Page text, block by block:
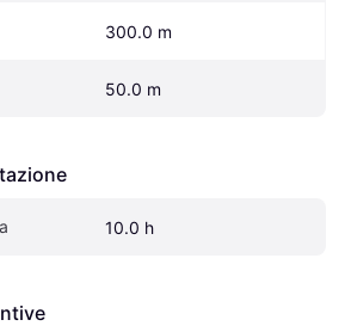
300.0 m
50.0 m
10.0 h